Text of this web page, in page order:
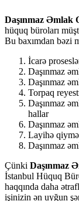
Daşınmaz Əmlak
hüquq büroları
Bu baxımdan bəzi
İcarə
Daşınmaz
Daşınmaz
Torpaq
Daşınmaz
hallar
Daşınmaz
Layihə
Daşınmaz
Çünki Daşınmaz
İstanbul Hüquq
haqqında daha
işinizin ən uyğun